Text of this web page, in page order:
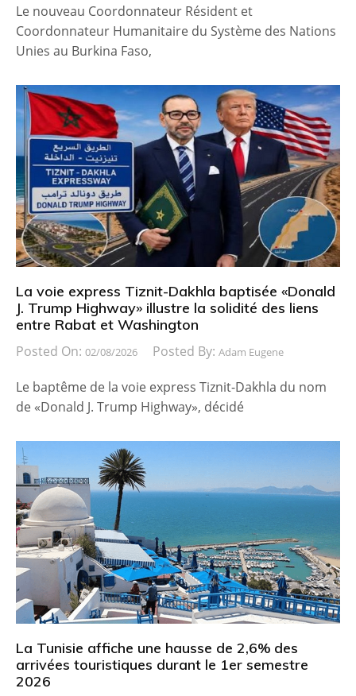
Le nouveau Coordonnateur Résident et
Coordonnateur Humanitaire du Système des Nations
Unies au Burkina Faso,
La voie express Tiznit-Dakhla baptisée «Donald
J. Trump Highway» illustre la solidité des liens
entre Rabat et Washington
Posted On: 02/08/2026 Posted By: Adam Eugene
Le baptême de la voie express Tiznit-Dakhla du nom
de «Donald J. Trump Highway», décidé
La Tunisie affiche une hausse de 2,6% des
arrivées touristiques durant le 1er semestre
2026